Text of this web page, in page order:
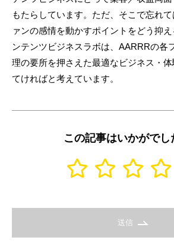
もたらしています。ただ、そこで忘れ
ァンの感情を動かすポイントをどう抑
ンテンツビジネスラボは、AARRRの各
理の要所を押さえた最適なビジネス・
てければと考えています。
この記事はいかがでし
送信